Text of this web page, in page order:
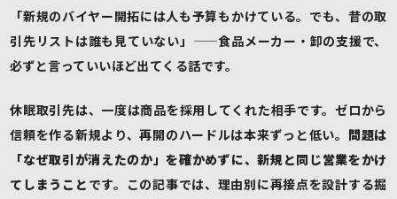
「新規のバイヤー開拓には人も予算もかけている。でも、昔の取
引先リストは誰も見ていない」——食品メーカー・卸の支援で、
必ずと言っていいほど出てくる話です。
休眠取引先は、一度は商品を採用してくれた相手です。ゼロから
信頼を作る新規より、再開のハードルは本来ずっと低い。 問題は
「なぜ取引が消えたのか」を確かめずに、新規と同じ営業をかけ
てしまうこと です。この記事では、理由別に再接点を設計する掘